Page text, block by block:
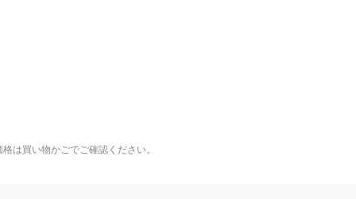
は買い物かごでご確認ください。